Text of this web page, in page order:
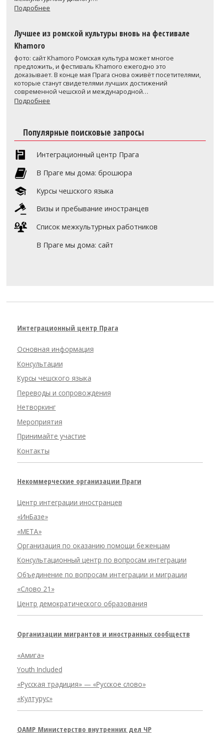
Подробнее
Лучшее из ромской культуры вновь на фестивале
Khamoro
фото: сайт Khamoro Ромская культура может многое
предложить, и фестиваль Khamoro ежегодно это
доказывает. В конце мая Прага снова оживёт посетителями,
которые станут свидетелями лучших достижений
современной чешской и международной…
Подробнее
Популярные поисковые запросы
Интеграционный центр Прага
В Праге мы дома: брошюра
Курсы чешского языка
Визы и пребывание иностранцев
Список межкультурных работников
В Праге мы дома: сайт
Интеграционный центр Прага
Основная информация
Консультации
Курсы чешского языка
Переводы и сопровождения
Нетворкинг
Мероприятия
Принимайте участие
Контакты
Некоммерческие организации Праги
Центр интеграции иностранцев
«ИнБазе»
«META»
Организация по оказанию помощи беженцам
Консультационный центр по вопросам интеграции
Объединение по вопросам интеграции и миграции
«Слово 21»
Центр демократического образования
Организации мигрантов и иностранных сообществ
«Амига»
Youth Included
«Русская традиция» — «Русское слово»
«Културус»
OAMP Министерство внутренних дел ЧР